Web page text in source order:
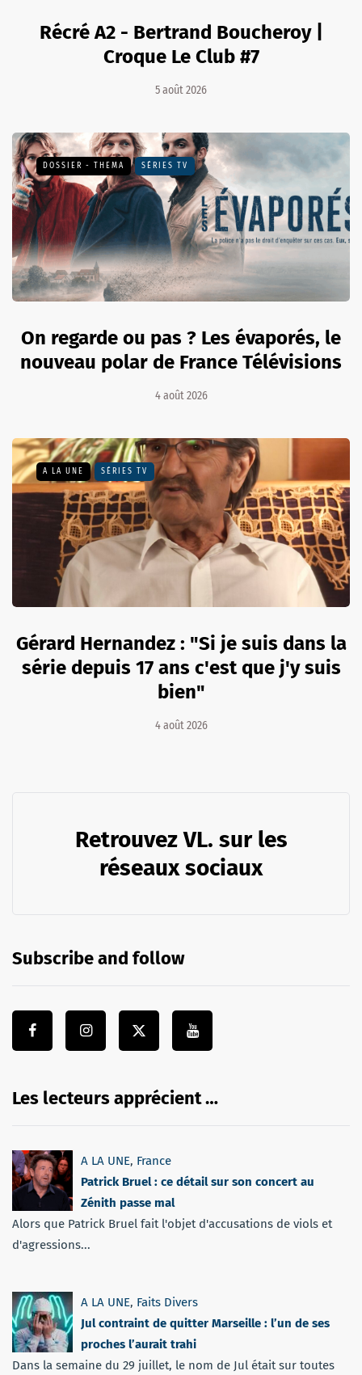
Récré A2 - Bertrand Boucheroy |
Croque Le Club #7
5 août 2026
DOSSIER - THEMA SÉRIES TV
On regarde ou pas ? Les évaporés, le
nouveau polar de France Télévisions
4 août 2026
A LA UNE SÉRIES TV
Gérard Hernandez : "Si je suis dans la
série depuis 17 ans c'est que j'y suis
bien"
4 août 2026
Retrouvez VL. sur les
réseaux sociaux
Subscribe and follow
Les lecteurs apprécient …
A LA UNE, France
Patrick Bruel : ce détail sur son concert au
Zénith passe mal
Alors que Patrick Bruel fait l'objet d'accusations de viols et
d'agressions...
A LA UNE, Faits Divers
Jul contraint de quitter Marseille : l’un de ses
proches l’aurait trahi
Dans la semaine du 29 juillet, le nom de Jul était sur toutes